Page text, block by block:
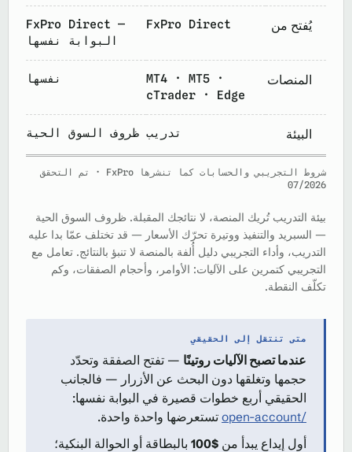
يُفتح من FxPro Direct
FxPro Direct —
البوابة نفسها
المنصات
MT4 · MT5 ·
cTrader · Edge
نفسها
البيئة تدريب ظروف السوق الحية
شروط التجريبي والحسابات كما تنشرها FxPro · تم التحقق
07/2026
بيئة التدريب تُريك المنصة، لا نتائجك المقبلة. ظروف السوق الحية
— السبريد والتنفيذ ووتيرة تحرّك الأسعار — قد تختلف عمّا بدا عليه
التدريب، وأداء التجريبي دليل أُلفة بالمنصة لا تنبؤ بالنتائج. تعامل مع
التجريبي كتمرين على الآليات: الأوامر، وأحجام الصفقات، وكم
تكلّف النقطة.
متى تنتقل إلى الحقيقي
عندما تصبح الآليات روتينًا — تفتح الصفقة وتحدّد
حجمها وتغلقها دون البحث عن الأزرار — فالجانب
الحقيقي أربع خطوات قصيرة في البوابة نفسها:
/open-account
تستعرضها واحدة واحدة.
أول إيداع يبدأ من $100
بالبطاقة أو الحوالة البنكية؛